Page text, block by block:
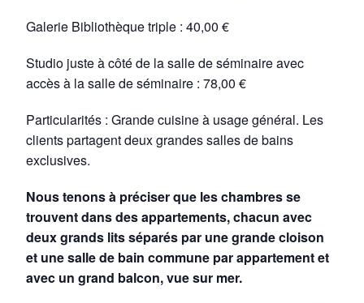
Galerie Bibliothèque triple : 40,00 €
Studio juste à côté de la salle de séminaire avec
accès à la salle de séminaire : 78,00 €
Particularités : Grande cuisine à usage général. Les
clients partagent deux grandes salles de bains
exclusives.
Nous tenons à préciser que les chambres se
trouvent dans des appartements, chacun avec
deux grands lits séparés par une grande cloison
et une salle de bain commune par appartement et
avec un grand balcon, vue sur mer.